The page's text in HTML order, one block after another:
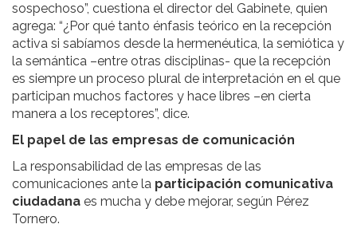
sospechoso”, cuestiona el director del Gabinete, quien
agrega: “¿Por qué tanto énfasis teórico en la recepción
activa si sabíamos desde la hermenéutica, la semiótica y
la semántica –entre otras disciplinas- que la recepción
es siempre un proceso plural de interpretación en el que
participan muchos factores y hace libres –en cierta
manera a los receptores”, dice.
El papel de las empresas de comunicación
La responsabilidad de las empresas de las
comunicaciones ante la participación comunicativa
ciudadana es mucha y debe mejorar, según Pérez
Tornero.